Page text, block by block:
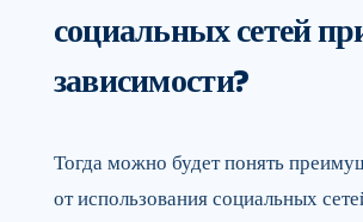
социальных сетей
зависимости?
Тогда можно будет понять
от использования социальных